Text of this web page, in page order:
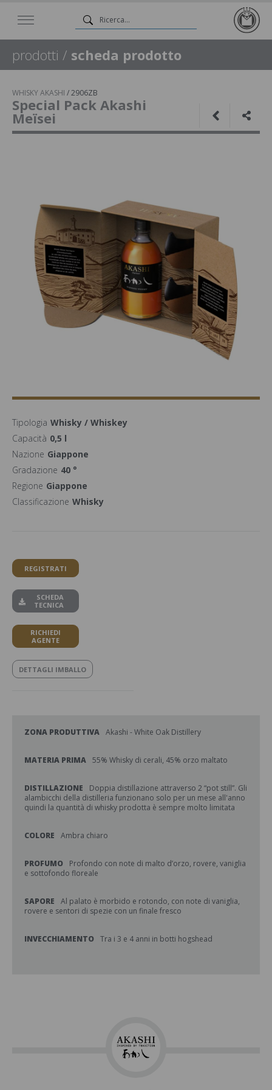
prodotti / scheda prodotto
WHISKY AKASHI /2906ZB
Special Pack Akashi
Meïsei
Tipologia Whisky / Whiskey
Capacità 0,5 l
Nazione Giappone
Gradazione 40 °
Regione Giappone
Classificazione Whisky
REGISTRATI
SCHEDA
TECNICA
RICHIEDI
AGENTE
DETTAGLI IMBALLO
ZONA PRODUTTIVA Akashi - White Oak Distillery
MATERIA PRIMA 55% Whisky di cerali, 45% orzo maltato
DISTILLAZIONE
Doppia distillazione attraverso 2 “pot still”. Gli
alambicchi della distilleria funzionano solo per un mese all'anno
quindi la quantità di whisky prodotta è sempre molto limitata
COLORE Ambra chiaro
PROFUMO
Profondo con note di malto d’orzo, rovere, vaniglia
e sottofondo floreale
SAPORE
Al palato è morbido e rotondo, con note di vaniglia,
rovere e sentori di spezie con un finale fresco
INVECCHIAMENTO Tra i 3 e 4 anni in botti hogshead